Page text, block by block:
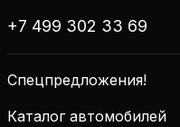
+7 499 302 33 69
Спецпредложения!
Каталог автомобилей